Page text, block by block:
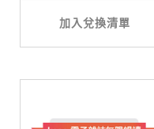
加入兌換清單